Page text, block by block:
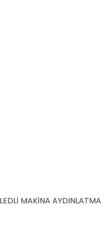
MAKİNA AYDINLATMA